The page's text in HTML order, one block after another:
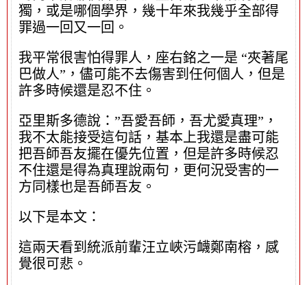
獨，或是哪個學界，幾十年來我幾乎全部得
罪過一回又一回。
我平常很害怕得罪人，座右銘之一是 “夾著尾
巴做人”，儘可能不去傷害到任何個人，但是
許多時候還是忍不住。
亞里斯多德說：”吾愛吾師，吾尤愛真理”，
我不太能接受這句話，基本上我還是盡可能
把吾師吾友擺在優先位置，但是許多時候忍
不住還是得為真理說兩句，更何況受害的一
方同樣也是吾師吾友。
以下是本文：
這兩天看到統派前輩汪立峽污衊鄭南榕，感
覺很可悲。